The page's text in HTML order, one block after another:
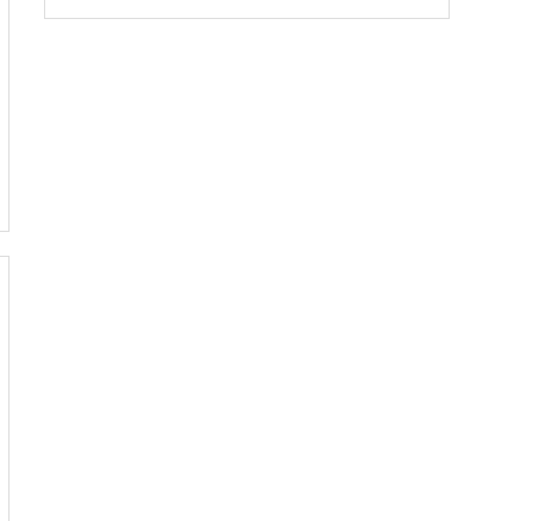
响；<&list>3.稳定器的转向胶套和球头